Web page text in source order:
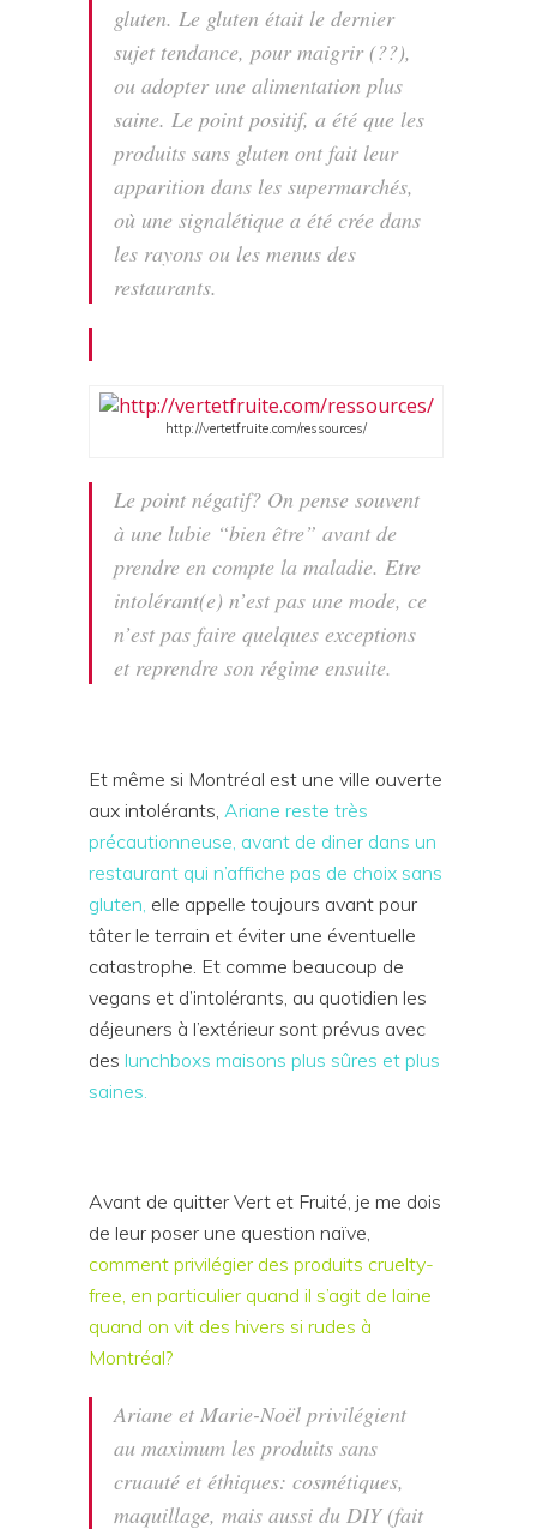
gluten. Le gluten était le dernier
sujet tendance, pour maigrir (??),
ou adopter une alimentation plus
saine. Le point positif, a été que les
produits sans gluten ont fait leur
apparition dans les supermarchés,
où une signalétique a été crée dans
les rayons ou les menus des
restaurants.
http://vertetfruite.com/ressources/
Le point négatif? On pense souvent
à une lubie “bien être” avant de
prendre en compte la maladie. Etre
intolérant(e) n’est pas une mode, ce
n’est pas faire quelques exceptions
et reprendre son régime ensuite.
Et même si Montréal est une ville ouverte
aux intolérants, Ariane reste très
précautionneuse, avant de diner dans un
restaurant qui n’affiche pas de choix sans
gluten, elle appelle toujours avant pour
tâter le terrain et éviter une éventuelle
catastrophe. Et comme beaucoup de
vegans et d’intolérants, au quotidien les
déjeuners à l’extérieur sont prévus avec
des lunchboxs maisons plus sûres et plus
saines.
Avant de quitter Vert et Fruité, je me dois
de leur poser une question naïve,
comment privilégier des produits cruelty-
free, en particulier quand il s’agit de laine
quand on vit des hivers si rudes à
Montréal?
Ariane et Marie-Noël privilégient
au maximum les produits sans
cruauté et éthiques: cosmétiques,
maquillage, mais aussi du DIY (fait